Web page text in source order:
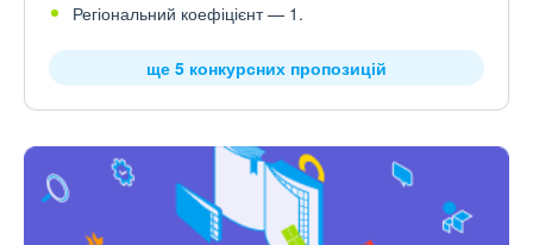
Регіональний коефіцієнт — 1.
ще 5 конкурсних пропозицій